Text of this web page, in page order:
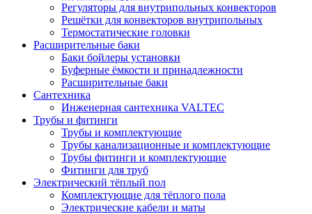
Регуляторы для внутрипольных конвекторов
Решётки для конвекторов внутрипольных
Термостатические головки
Расширительные баки
Баки бойлеры установки
Буферные ёмкости и принадлежности
Расширительные баки
Сантехника
Инженерная сантехника VALTEC
Трубы и фитинги
Трубы и комплектующие
Трубы канализационные и комплектующие
Трубы фитинги и комплектующие
Фитинги для труб
Электрический тёплый пол
Комплектующие для тёплого пола
Электрические кабели и маты